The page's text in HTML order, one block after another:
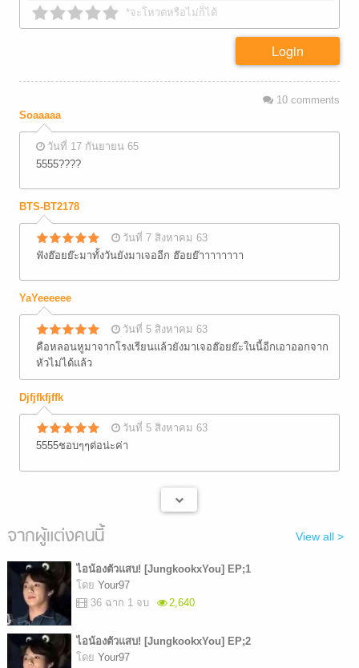
*จะโหวตหรือไม่ก็ได้
Login
10comments
Soaaaaa
วันที่ 17 กันยายน 65
5555????
BTS-BT2178
วันที่ 7 สิงหาคม 63
ฟังฮ๊อยย๊ะมาทั้งวันยังมาเจออีก ฮ๊อยย๊าาาาาาาา
YaYeeeeee
วันที่ 5 สิงหาคม 63
คือหลอนหูมาจากโรงเรียนแล้วยังมาเจอฮ๊อยย๊ะในนี้อีกเอาออกจาก
หัวไม่ได้แล้ว
Djfjfkfjffk
วันที่ 5 สิงหาคม 63
5555ชอบๆๆต่อน่ะค่า
จากผู้แต่งคนนี้ View all >
ไอน้องตัวแสบ! [JungkookxYou] EP;1
โดย Your97
36 ฉาก 1 จบ
2,640
ไอน้องตัวแสบ! [JungkookxYou] EP;2
โดย Your97